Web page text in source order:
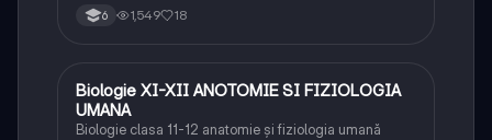
6 1,549 18
Biologie
Biologie XI-XII ANOTOMIE SI FIZIOLOGIA
UMANA
Biologie clasa 11-12 anatomie și fiziologia umană